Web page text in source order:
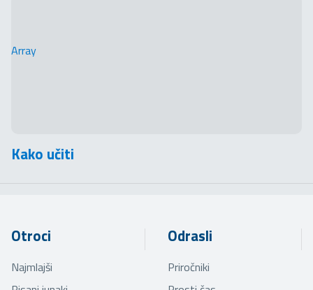
Array
Kako učiti
Otroci
Najmlajši
Odrasli
Priročniki